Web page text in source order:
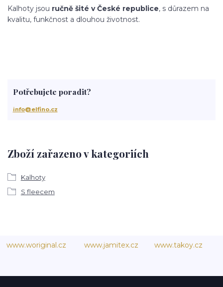
Kalhoty jsou ručně šité v České republice, s důrazem na
kvalitu, funkčnost a dlouhou životnost.
Zboží zařazeno v kategoriích
Kalhoty
S fleecem
Potřebujete poradit?
info@elfino.cz
www.woriginal.cz www.jamitex.cz www.takoy.cz